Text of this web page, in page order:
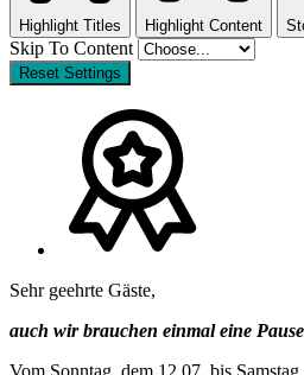
Highlight Titles Highlight Content
Skip To Content
Reset Settings
Sehr geehrte Gäste,
auch wir brauchen einmal eine